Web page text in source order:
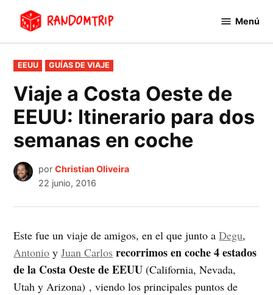
contenido
Menú
PUBLICADO
EN
EEUU GUÍAS DE VIAJE
Viaje a Costa Oeste de
EEUU: Itinerario para dos
semanas en coche
por Christian Oliveira
22 junio, 2016
Este fue un viaje de amigos, en el que junto aDegu,
Antonio yJuan Carlos recorrimos en coche 4 estados
de la Costa Oeste de EEUU (California, Nevada,
Utah y Arizona) , viendo los principales puntos de